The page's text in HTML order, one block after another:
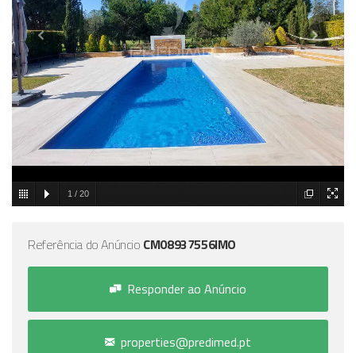
1 / 20
Referência do Anúncio CM08937556IMO
Responder ao Anúncio
properties@predimed.pt